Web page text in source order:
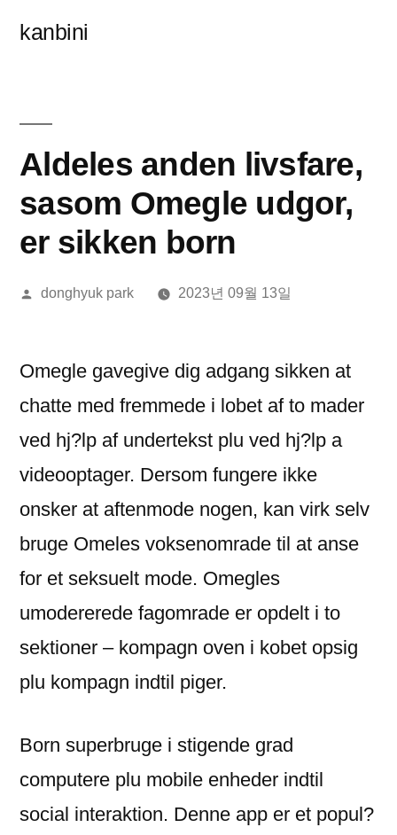
kanbini
Aldeles anden livsfare,
sasom Omegle udgor,
er sikken born
올
donghyuk park 2023년 09월 13일
Omegle gavegive dig adgang sikken at
chatte med fremmede i lobet af to mader
ved hj?lp af undertekst plu ved hj?lp a
videooptager. Dersom fungere ikke
onsker at aftenmode nogen, kan virk selv
bruge Omeles voksenomrade til at anse
for et seksuelt mode. Omegles
umodererede fagomrade er opdelt i to
sektioner – kompagn oven i kobet opsig
plu kompagn indtil piger.
Born superbruge i stigende grad
computere plu mobile enheder indtil
social interaktion. Denne app er et popul?